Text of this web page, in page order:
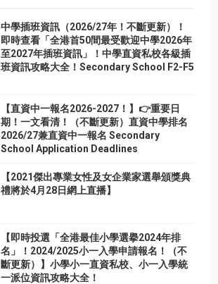
中學插班資訊（2026/27年！不斷更新）！
即時查看「全港首50間最受歡迎中學2026年
至2027年插班資訊」！中學直資私校各級插
班資訊攻略大全！Secondary School F2-F5
【直資中一報名2026-2027！】👉重要日
期！一文看清！（不斷更新）直資中學排名
2026/27兼直資中一報名 Secondary
School Application Deadlines
【2021傑出專業女性及女企業家選舉頒獎典
禮將於4月28日網上直播】
【即時投選「全港最佳小學選擧2024年排
名」！2024/2025小一入學申請報名！（不
斷更新）】小學小一直資私校、小一入學統
一派位資訊攻略大全！